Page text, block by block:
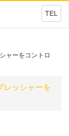
TEL
ャーをコントロ
ッシャーを